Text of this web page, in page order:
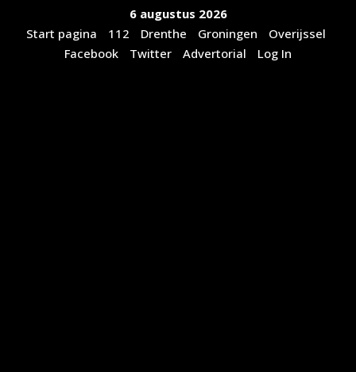
6 augustus 2026
Start pagina
112 Drenthe Groningen
Overijssel
Facebook
Twitter Advertorial Log In